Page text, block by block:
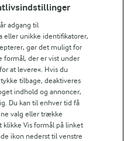
for Arla Foods
for Jörd
for Lurpak PB
adgang til
eller unikke identifikatorer,
gør det muligt for
formål, der er vist under
at levere«. Hvis du
tilbage, deaktiveres
indhold og annoncer,
Du kan til enhver tid få
valg eller trække
klikke Vis formål på linket
ikon nederst til venstre